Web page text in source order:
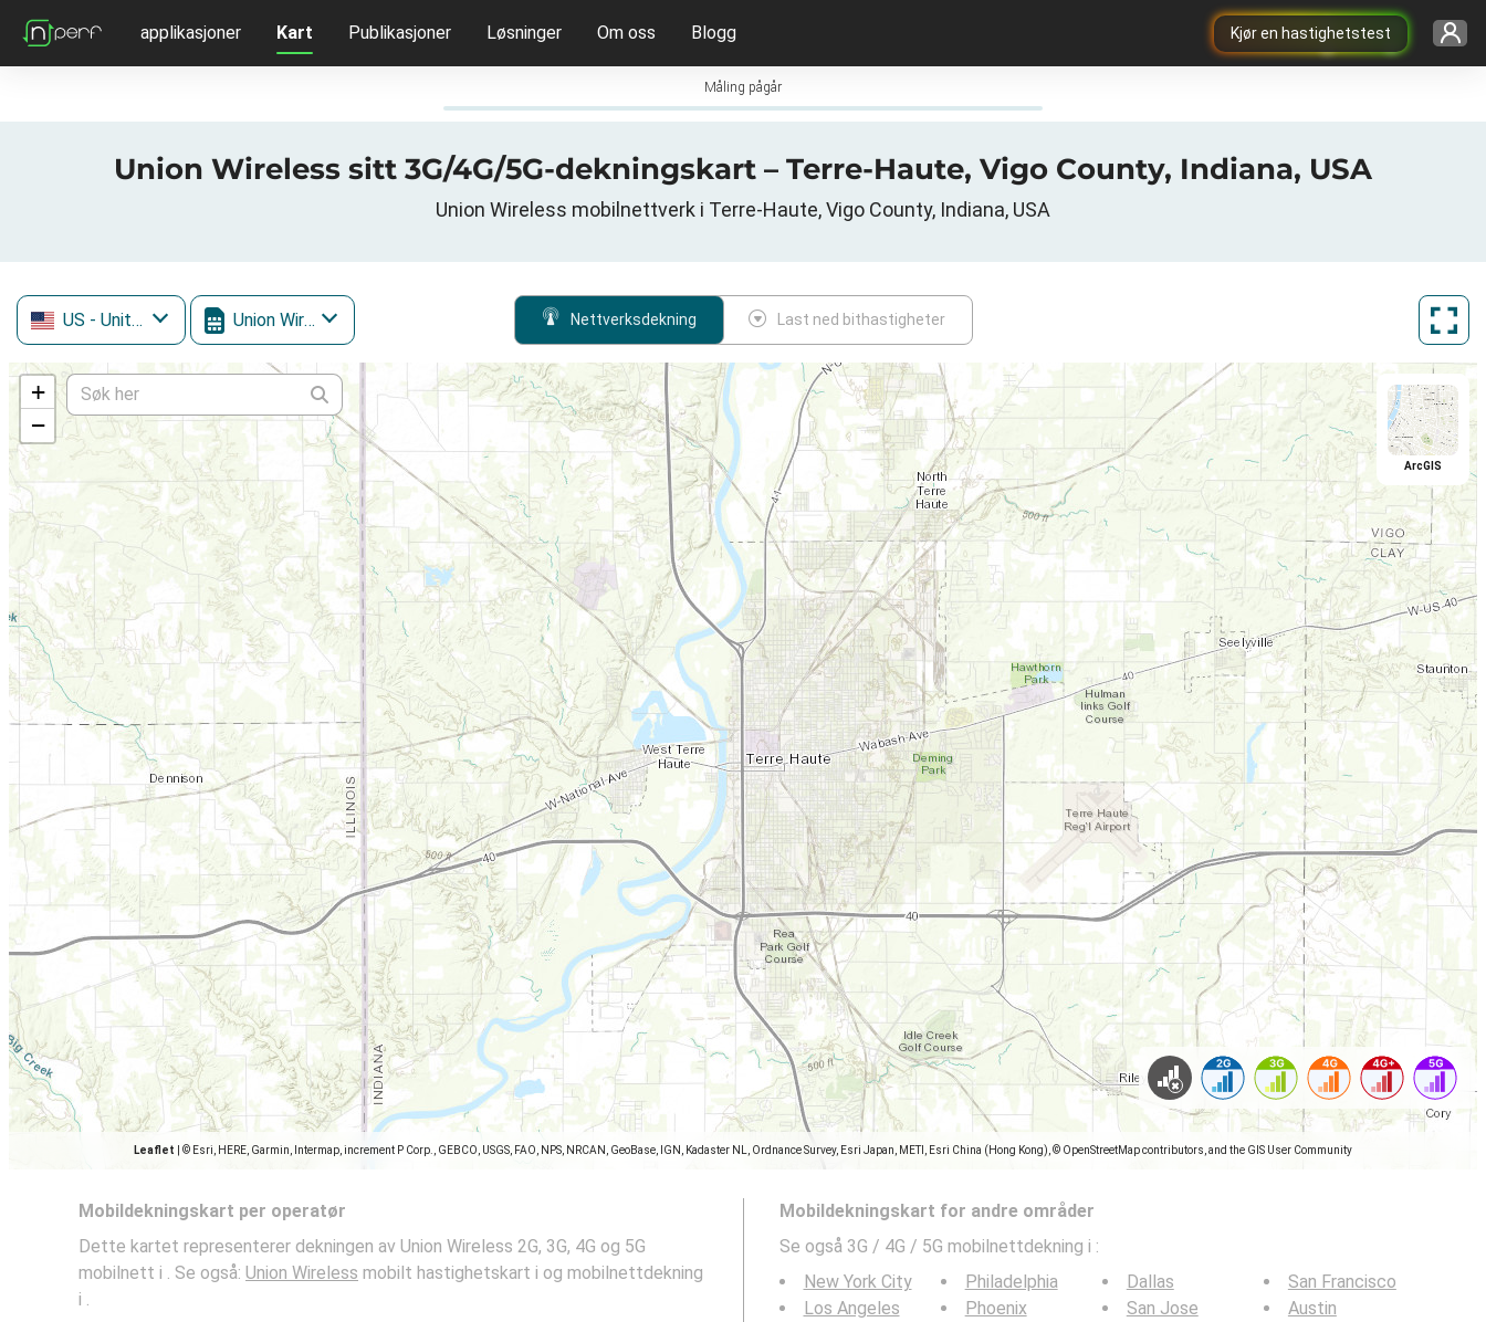
Kjør en hastighetstest
applikasjoner Kart Publikasjoner Løsninger Om oss Blogg
Måling pågår
Union Wireless sitt 3G/4G/5G-dekningskart – Terre-Haute, Vigo County, Indiana, USA
Union Wireless mobilnettverk i Terre-Haute, Vigo County, Indiana, USA
US - United States Union Wireless Nettverksdekning Last ned bithastigheter
+
−
Leaflet © Esri, HERE, Garmin, Intermap, increment P Corp., GEBCO, USGS, FAO, NPS, NRCAN, GeoBase, IGN, Kadaster NL, Ordnance Survey, Esri Japan, METI, Esri China (Hong Kong), © OpenStreetMap contributors, and the GIS User Community
ArcGIS
Mobildekningskart per operatør
Dette kartet representerer dekningen av Union Wireless 2G, 3G, 4G og 5G
mobilnett i . Se også: Union Wireless mobilt hastighetskart i og mobilnettdekning
i .
Mobildekningskart for andre områder
Se også 3G / 4G / 5G mobilnettdekning i :
New York City
Los Angeles
Philadelphia
Phoenix
Dallas
San Jose
San Francisco
Austin